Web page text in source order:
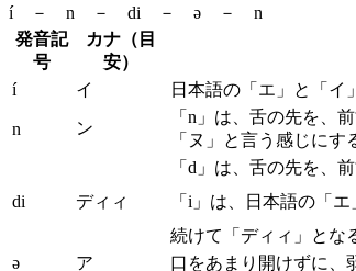
í － n － di － ə － n
発音記
号
カナ（目
安）
í イ 日本語の「エ」と「イ
n ン
「n」は、舌の先を、
「ヌ」と言う感じにす
di ディィ
「d」は、舌の先を、
「i」は、日本語の「
続けて「ディィ」とな
ə
ア 口をあまり開けずに、